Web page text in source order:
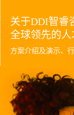
关于DDI智睿
全球领先的
方案介绍及演示、